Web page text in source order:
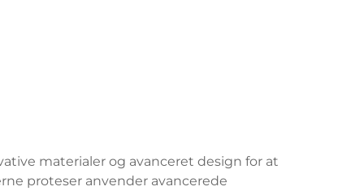
materialer og avanceret design for at
proteser anvender avancerede